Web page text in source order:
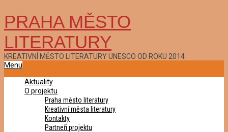
PRAHA MĚSTO
LITERATURY
KREATIVNÍ MĚSTO LITERATURY UNESCO OD ROKU 2014
Primary
Menu
Aktuality
O projektu
Praha město literatury
Kreativní města literatury
Kontakty
Partneři projektu